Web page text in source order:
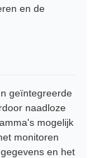
en de
geïntegreerde
naadloze
mogelijk
monitoren
en het